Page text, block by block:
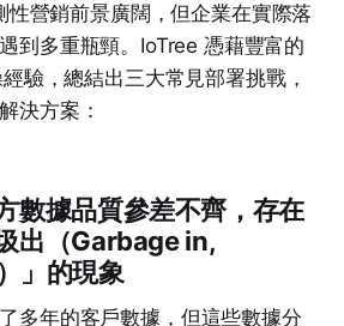
性營銷前景廣闊，但企業在實際落
到多重瓶頸。IoTree 憑藉豐富的
驗，總結出三大常見部署挑戰，
決方案：
數據品質參差不齊，存在
出（Garbage in,
」的現象
多年的客戶數據，但這些數據分